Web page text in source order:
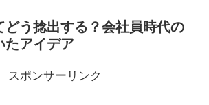
どう捻出する？会社員時代の
たアイデア
スポンサーリンク